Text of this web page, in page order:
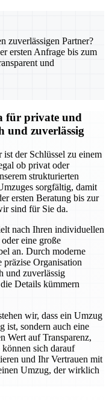
zuverlässigen Partner?
ersten Anfrage bis zum
und
für private und
und zuverlässig
der Schlüssel zu einem
ob privat oder
strukturierten
sorgfältig, damit
ersten Beratung bis zur
sind für Sie da.
nach Ihren individuellen
eine große
an. Durch moderne
präzise Organisation
und zuverlässig
Details kümmern
wir, dass ein Umzug
ist, sondern auch eine
Wert auf Transparenz,
sich darauf
und Ihr Vertrauen mit
Umzug, der wirklich